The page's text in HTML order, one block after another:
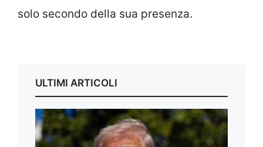
solo secondo della sua presenza.
ULTIMI ARTICOLI